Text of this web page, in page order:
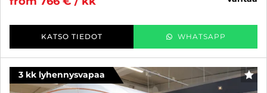
KATSO TIEDOT WHATSAPP
3 kk lyhennysvapaa